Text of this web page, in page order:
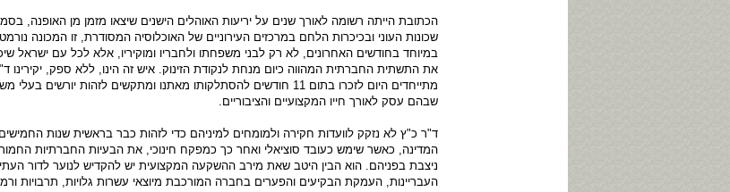
הכתובת הייתה רשומה לאורך שנים על יריעות האוהלים הישנים שיצאו מזמן מן האופנה,
שכונות העוני ובכיכרות הלחם במרכזים העירוניים של האוכלוסיה המסודרת, זו המכונה
במיוחד בחודשים האחרונים, לא רק לבני משפחתו ולחבריו ומוקיריו, אלא לכל עם ישראל
את התשתית החברתית המהווה כיום מנחת לנקודת הזינוק. איש זה הינו, ללא ספק, יקירינו
מתייחדים היום לזכרו בתום 11 חודשים להסתלקותו מאתנו ומתקשים לזהות
שבהם עסק לאורך חייו המקצועיים והציבוריים.
ד"ר כ"ץ לא נזקק לוועדות חקירה ולמומחים למיניהם כדי לזהות כבר בראשית שנות
המדינה, כאשר שימש כעובד סוציאלי ואחר כך כמפקח חינוכי, את הבעיות החברתיות
ניצבת בפניהם. הוא הבין היטב שאת מירב ההשקעה המקצועית יש להקדיש לנוער לדור
העבריינות, העמקת הבקיעים והפערים בחברה המורכבת מיוצאי עשרות גלויות, תרבויות